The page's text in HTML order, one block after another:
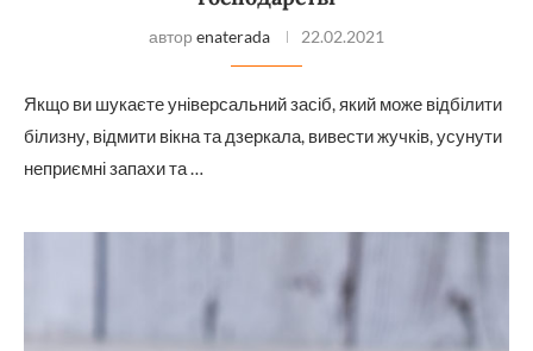
автор enaterada 22.02.2021
Якщо ви шукаєте універсальний засіб, який може відбілити
білизну, відмити вікна та дзеркала, вивести жучків, усунути
неприємні запахи та …